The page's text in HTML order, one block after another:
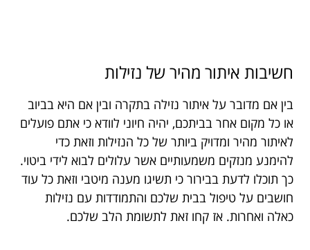
חשיבות איתור מהיר של נזילות
בין אם מדובר על איתור נזילה בתקרה ובין אם היא בביוב
או כל מקום אחר בביתכם, יהיה חיוני לוודא כי אתם פועלים
לאיתור מהיר ומדויק ביותר של כל הנזילות וזאת כדי
להימנע מנזקים משמעותיים אשר עלולים לבוא לידי ביטוי.
כך תוכלו לדעת בבירור כי תשיגו מענה מיטבי וזאת כל עוד
חושבים על טיפול בבית שלכם והתמודדות עם נזילות
כאלה ואחרות. אז קחו זאת לתשומת הלב שלכם.